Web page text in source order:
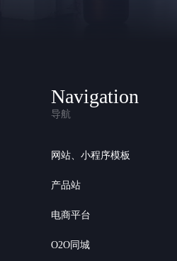
Navigation
导航
网站、小程序模板
产品站
电商平台
O2O同城